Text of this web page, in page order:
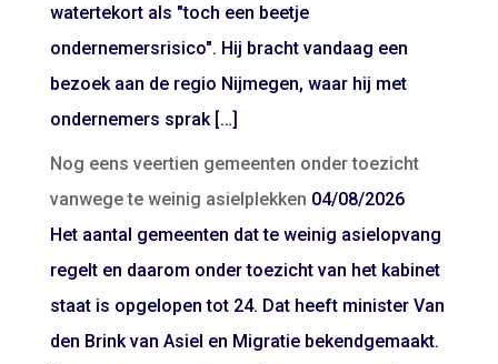
watertekort als "toch een beetje
ondernemersrisico". Hij bracht vandaag een
bezoek aan de regio Nijmegen, waar hij met
ondernemers sprak […]
Nog eens veertien gemeenten onder toezicht
vanwege te weinig asielplekken 04/08/2026
Het aantal gemeenten dat te weinig asielopvang
regelt en daarom onder toezicht van het kabinet
staat is opgelopen tot 24. Dat heeft minister Van
den Brink van Asiel en Migratie bekendgemaakt.